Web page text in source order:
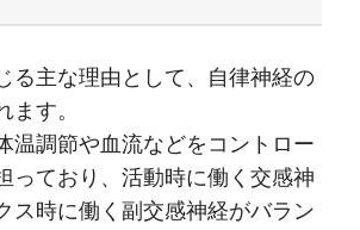
る主な理由として、自律神経の
ます。
温調節や血流などをコントロー
っており、活動時に働く交感神
ス時に働く副交感神経がバラン